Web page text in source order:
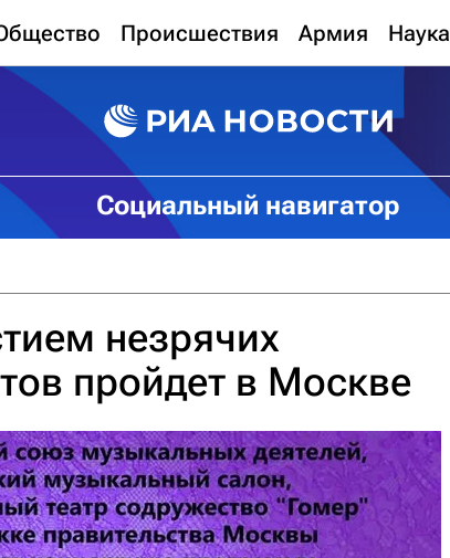
Происшествия Армия Наука
Социальный навигатор
незрячих
пройдет в Москве